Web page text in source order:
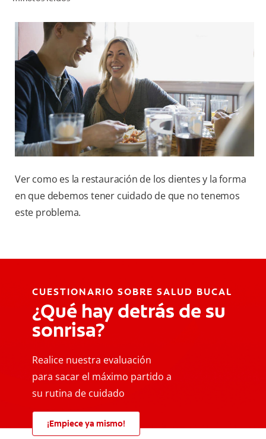
PROMOCIONES
HN (ES)
SUSCRÍBASE
Ver como es la restauración de los dientes y la forma
en que debemos tener cuidado de que no tenemos
este problema.
CUESTIONARIO SOBRE SALUD BUCAL
¿Qué hay detrás de su
sonrisa?
Realice nuestra evaluación
para sacar el máximo partido a
su rutina de cuidado
¡Empiece ya mismo!